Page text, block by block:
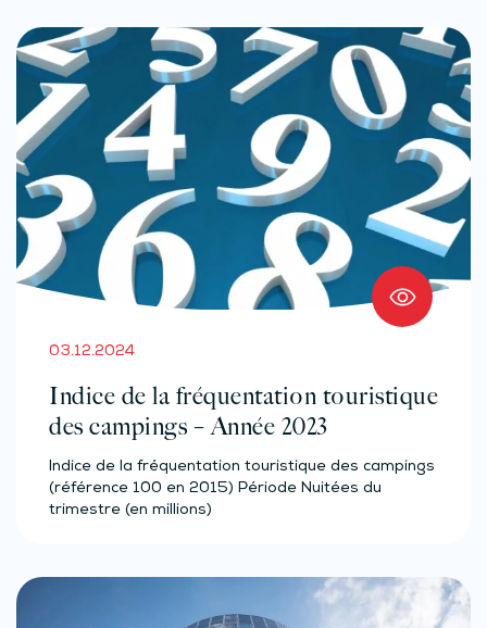
03.12.2024
Indice de la fréquentation touristique
des campings – Année 2023
Indice de la fréquentation touristique des campings
(référence 100 en 2015) Période Nuitées du
trimestre (en millions)